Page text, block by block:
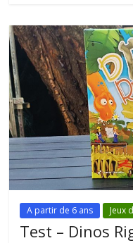
A partir de 6 ans Jeux
Test – Dinos